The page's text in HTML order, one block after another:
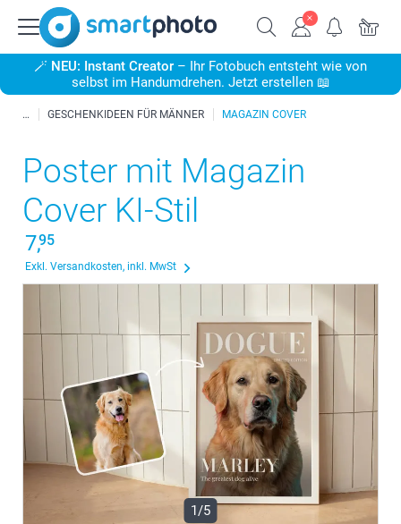
🪄 NEU: Instant Creator – Ihr Fotobuch entsteht wie von
selbst im Handumdrehen. Jetzt erstellen 📖
GESCHENKIDEEN FÜR MÄNNER MAGAZIN COVER
Poster mit Magazin
Cover KI-Stil
7,95
Exkl. Versandkosten, inkl. MwSt
1/5